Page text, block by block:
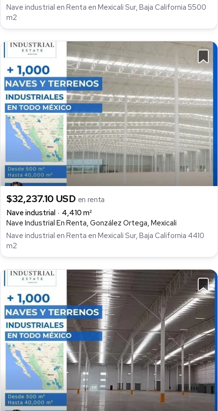
Nave industrial en Renta en Mexicali Sur, Baja California 5500
m2
$32,237.10 USD en renta
Nave industrial
4,410 m²
Nave Industrial En Renta, González Ortega, Mexicali
Nave industrial en Renta en Mexicali Sur, Baja California 4410
m2